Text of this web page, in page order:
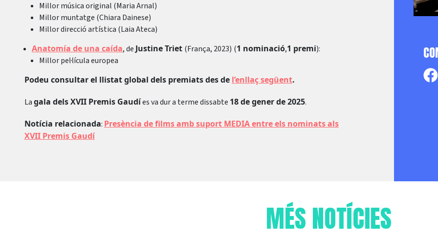
Millor música original (Maria Arnal)
Millor muntatge (Chiara Dainese)
Millor direcció artística (Laia Ateca)
Anatomía de una caída, de Justine Triet (França, 2023) (1 nominació,1 premi):
Millor pel·lícula europea
Podeu consultar el llistat global dels premiats des de l’enllaç següent.
Lagala dels XVII Premis Gaudíes va dur a terme dissabte 18 de gener de 2025.
Notícia relacionada: Presència de films amb suport MEDIA entre els nominats als
XVII Premis Gaudí
MÉS NOTÍCIES